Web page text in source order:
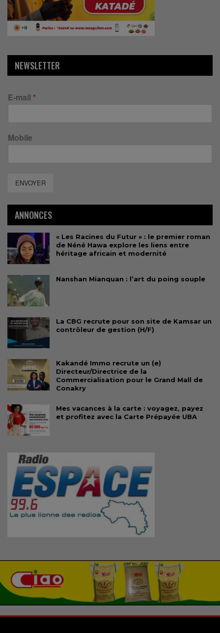
NEWSLETTER
E-mail *
Mobile
ENVOYER
ANNONCES
« Les Racines du Futur » : le premier roman
de Néné Hawa explore les liens entre
héritage africain et modernité
Nanshan Mianquan : l’art du poing souple
La CBG recrute pour son site de Kamsar un
contrôleur de gestion (H/F)
Kakandé Immo recrute un (e)
Directeur/Directrice de la
Commercialisation pour le Grand Mall de
Conakry
Mes vacances à la carte : voyagez, payez
et profitez avec la Carte Prépayée UBA